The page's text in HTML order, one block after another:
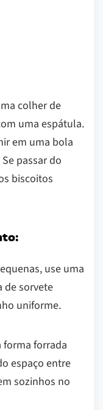
colher de
uma espátula.
em uma bola
passar do
biscoitos
use uma
de sorvete
uniforme.
forma forrada
espaço entre
sozinhos no